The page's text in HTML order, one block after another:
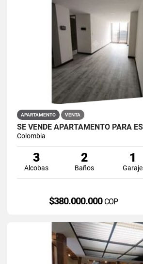
APARTAMENTO VENTA
Colombia
3
Alcobas
2
Baños
1
Garaje
$380.000.000 COP